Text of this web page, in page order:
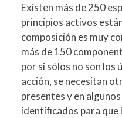
Existen más de 250
principios activos
composición es muy
más de 150
por si sólos no son los
acción, se necesitan
presentes y en
identificados para que